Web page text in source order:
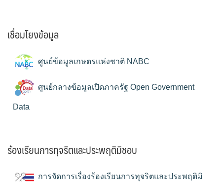
เชื่อมโยงข้อมูล
ศูนย์ข้อมูลเกษตรแห่งชาติ NABC
ศูนย์กลางข้อมูลเปิดภาครัฐ Open Government
Data
ร้องเรียนการทุจริตและประพฤติมิชอบ
การจัดการเรื่องร้องเรียนการทุจริตและประพฤติมิ